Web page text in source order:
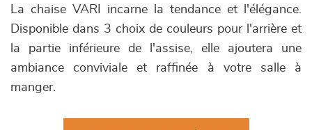
La chaise VARI incarne la tendance et l'élégance.
Disponible dans 3 choix de couleurs pour l'arrière et
la partie inférieure de l'assise, elle ajoutera une
ambiance conviviale et raffinée à votre salle à
manger.